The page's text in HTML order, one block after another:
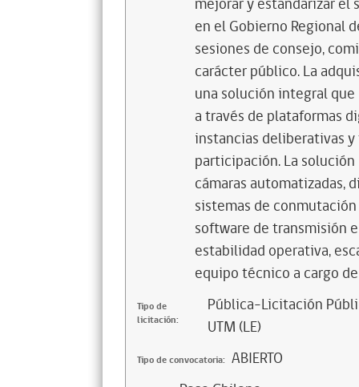
en el Gobierno Regional
sesiones de consejo,
carácter público. La
una solución integral
a través de plataformas
instancias deliberativas
participación. La
cámaras automatizadas,
sistemas de
software de transmisión
estabilidad operativa,
equipo técnico a cargo
Tipo de
licitación:
Pública-Licitación
UTM (LE)
Tipo de convocatoria: ABIERTO